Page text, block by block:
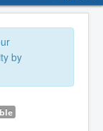
by